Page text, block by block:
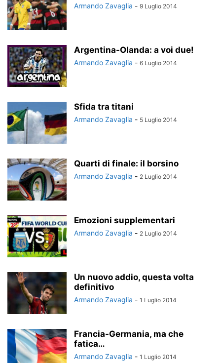
Armando Zavaglia - 9 Luglio 2014
Argentina-Olanda: a voi due!
Armando Zavaglia - 6 Luglio 2014
Sfida tra titani
Armando Zavaglia - 5 Luglio 2014
Quarti di finale: il borsino
Armando Zavaglia - 2 Luglio 2014
Emozioni supplementari
Armando Zavaglia - 2 Luglio 2014
Un nuovo addio, questa volta
definitivo
Armando Zavaglia - 1 Luglio 2014
Francia-Germania, ma che
fatica…
Armando Zavaglia - 1 Luglio 2014